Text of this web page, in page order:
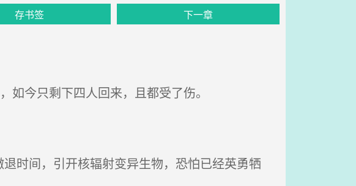
存书签 下一章
今只剩下四人回来，且都受了伤。
时间，引开核辐射变异生物，恐怕已经英勇牺